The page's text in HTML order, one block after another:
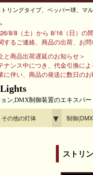
リングタイプ、ペッパー球、マ
8/8（土）から 8/16（日）の
するご連絡、商品の出荷、お
と商品出荷遅延のお知らせ＞
ナンス中につき、代金引換に
に伴い、商品の発送に数日の
ン,DMX制御装置のエキスパー
その他の灯体 ▼ 制御
ストリ